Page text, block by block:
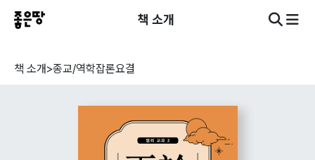
책 소개
책 소개>종교/역학잡론요결